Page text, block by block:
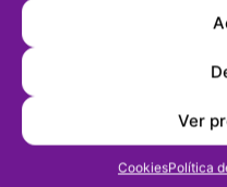
Ver
CookiesPolítica
de
una
08/03/2024
Categorizado como